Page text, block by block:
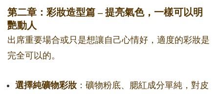
第二章：彩妝造型篇 – 提亮氣色，一樣可以明
艷動人
出席重要場合或只是想讓自己心情好，適度的彩妝是
完全可以的。
選擇純礦物彩妝 ：礦物粉底、腮紅成分單純，對皮